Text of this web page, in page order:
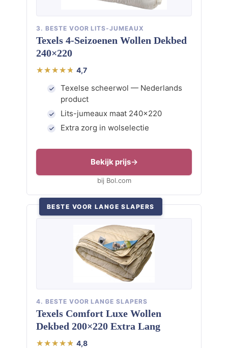
3. BESTE VOOR LITS-JUMEAUX
Texels 4-Seizoenen Wollen Dekbed
240×220
4,7
Texelse scheerwol — Nederlands
product
Lits-jumeaux maat 240×220
Extra zorg in wolselectie
Bekijk prijs
bij Bol.com
BESTE VOOR LANGE SLAPERS
4. BESTE VOOR LANGE SLAPERS
Texels Comfort Luxe Wollen
Dekbed 200×220 Extra Lang
4,8